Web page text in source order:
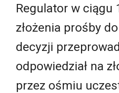
Regulator w ciągu
złożenia prośby
decyzji
odpowiedział na
przez ośmiu